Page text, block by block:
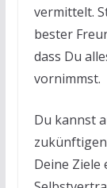
vermittelt.
bester
dass Du
vornimmst.
Du kannst
Deine Ziele